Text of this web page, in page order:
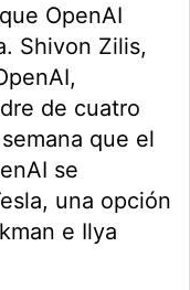
OpenAI
Shivon Zilis,
de cuatro
que el
se
una opción
e Ilya